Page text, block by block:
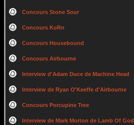
Concours Stone Sour
Concours KoRn
Concours Housebound
Concours Airbourne
Interview d'Adam Duce de Machine Head
Interview de Ryan O'Keeffe d'Airbourne
Concours Porcupine Tree
Interview de Mark Morton de Lamb Of God